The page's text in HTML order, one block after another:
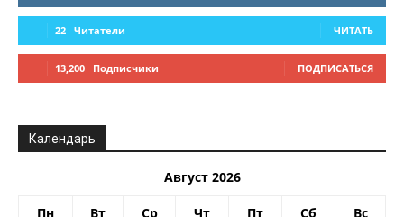
22 Читатели ЧИТАТЬ
13,200 Подписчики ПОДПИСАТЬСЯ
Календарь
Август 2026
Пн Вт Ср Чт Пт Сб Вс